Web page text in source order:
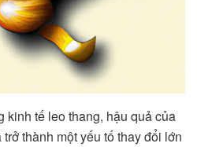
kinh tế leo thang, hậu quả của
thành một yếu tố thay đổi lớn